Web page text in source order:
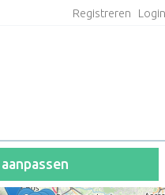
Registreren